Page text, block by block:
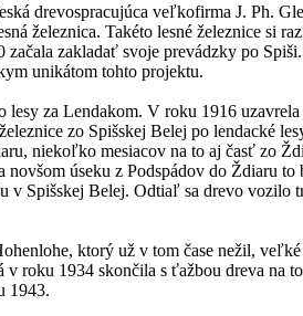
drevospracujúca veľkofirma J. Ph.
železnica. Takéto lesné železnice si
zakladať svoje prevádzky po
unikátom tohto projektu.
za Lendakom. V roku 1916
zo Spišskej Belej po
niekoľko mesiacov na to aj časť zo
úseku z Podspádov do Ždiaru
v Spišskej Belej. Odtiaľ sa drevo
ktorý už v tom čase nežil,
roku 1934 skončila s ťažbou dreva
1943.